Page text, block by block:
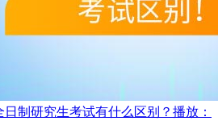
制研究生考试有什么区别？ 播放：